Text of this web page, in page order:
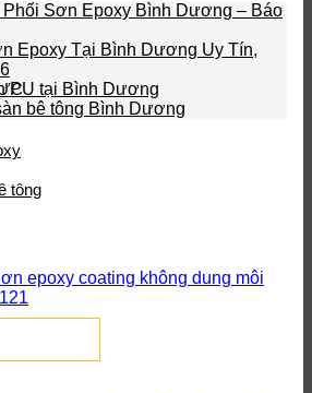
tông
Sơn Epoxy Bình Dương – Báo
Epoxy Tại Bình Dương Uy Tín,
PU tại Bình Dương
bê tông Bình Dương
epoxy coating không dung môi